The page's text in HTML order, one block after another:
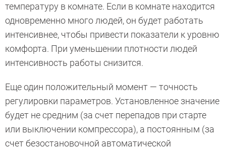
температуру в комнате. Если в комнате находится
одновременно много людей, он будет работать
интенсивнее, чтобы привести показатели к уровню
комфорта. При уменьшении плотности людей
интенсивность работы снизится.
Еще один положительный момент — точность
регулировки параметров. Установленное значение
будет не средним (за счет перепадов при старте
или выключении компрессора), а постоянным (за
счет безостановочной автоматической